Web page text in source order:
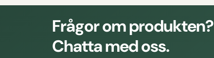
Frågor om produkten?
Chatta med oss.